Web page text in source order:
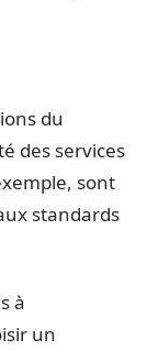
du
des services
sont
standards
à
un